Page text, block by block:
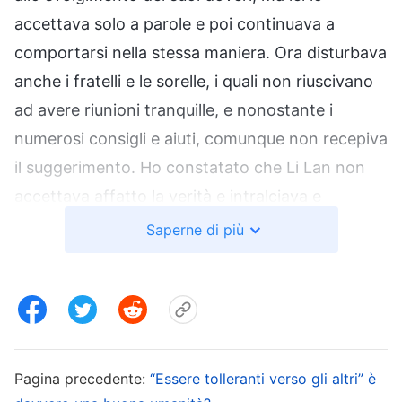
accettava solo a parole e poi continuava a
comportarsi nella stessa maniera. Ora disturbava
anche i fratelli e le sorelle, i quali non riuscivano
ad avere riunioni tranquille, e nonostante i
numerosi consigli e aiuti, comunque non recepiva
il suggerimento. Ho constatato che Li Lan non
accettava affatto la verità e intralciava e
disturbava continuamente la vita della chiesa ed
smascherato il suo comportamento, avrebbero
Riflettevo sul fatto che avevo potuto accettare
Saperne di più
Pagina precedente: “Essere tolleranti verso gli altri” è